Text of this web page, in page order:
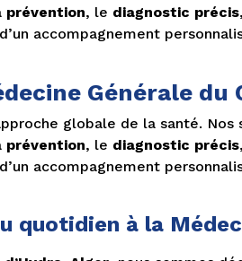
prévention, le diagnostic précis
accompagnement
Générale du
globale de la santé.
prévention, le diagnostic précis
accompagnement
quotidien à la